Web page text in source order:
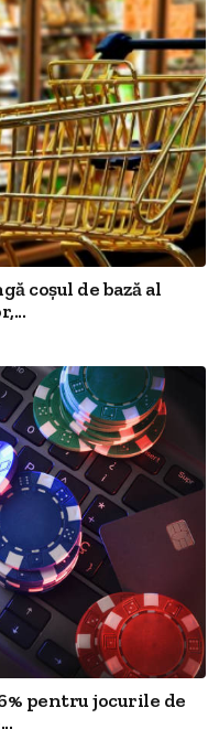
coșul de bază al
pentru jocurile de